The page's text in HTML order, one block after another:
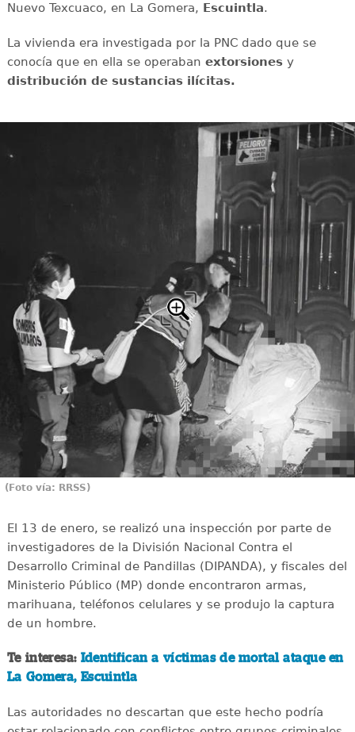
Nuevo Texcuaco, en La Gomera, Escuintla.
La vivienda era investigada por la PNC dado que se
conocía que en ella se operaban extorsionesy
distribución de sustancias ilícitas.
(Foto vía: RRSS)
El 13 de enero, se realizó una inspección por parte de
investigadores de la División Nacional Contra el
Desarrollo Criminal de Pandillas (DIPANDA), y fiscales del
Ministerio Público (MP) donde encontraron armas,
marihuana, teléfonos celulares y se produjo la captura
de un hombre.
Te interesa: Identifican a víctimas de mortal ataque en
La Gomera, Escuintla
Las autoridades no descartan que este hecho podría